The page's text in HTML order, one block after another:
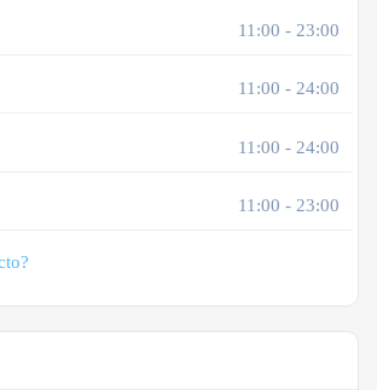
11:00 - 23:00
11:00 - 24:00
11:00 - 24:00
11:00 - 23:00